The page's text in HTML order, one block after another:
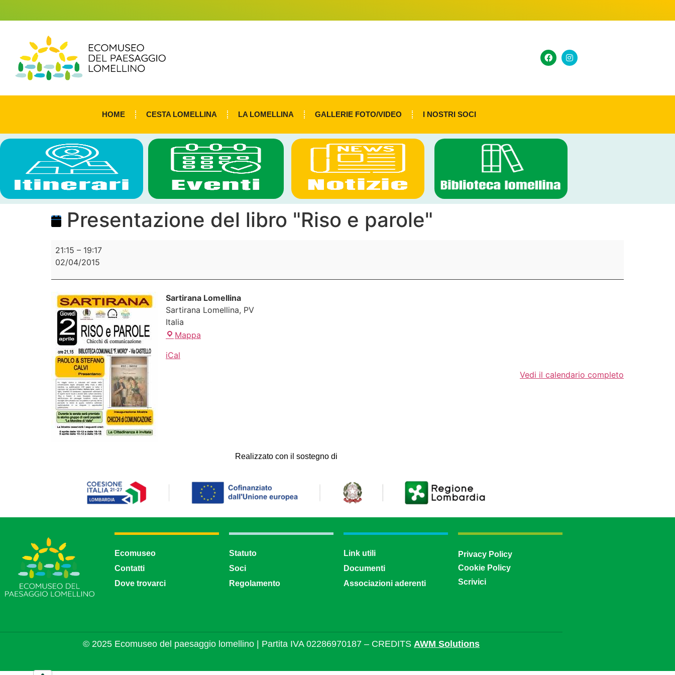
HOME CESTA LOMELLINA LA LOMELLINA GALLERIE FOTO/VIDEO I NOSTRI SOCI
Presentazione del libro "Riso e parole"
21:15 – 19:17
02/04/2015
Sartirana Lomellina
Sartirana Lomellina, PV
Italia
Mappa
iCal
Vedi il calendario completo
Realizzato con il sostegno di
Ecomuseo
Contatti
Dove trovarci
Statuto
Soci
Regolamento
Link utili
Documenti
Associazioni aderenti
Privacy Policy
Cookie Policy
Scrivici
© 2025 Ecomuseo del paesaggio lomellino | Partita IVA 02286970187 – CREDITS AWM Solutions